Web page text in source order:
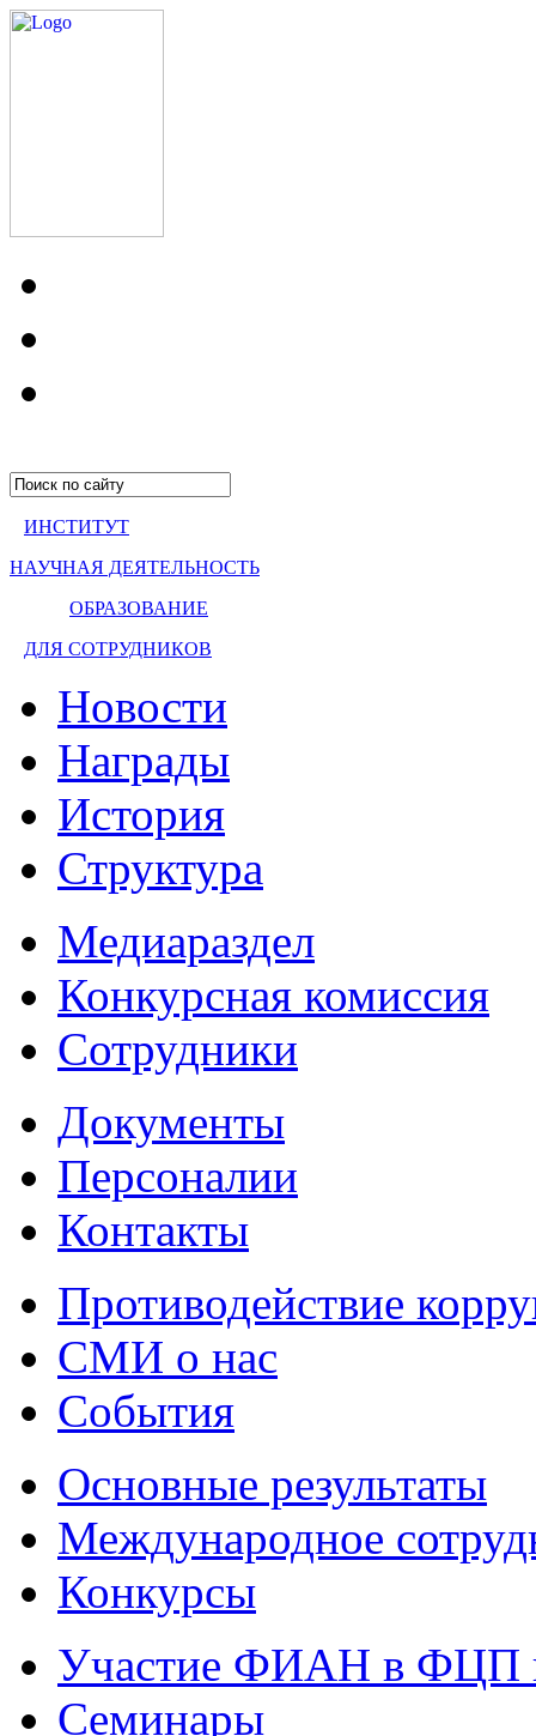
ИНСТИТУТ
НАУЧНАЯ ДЕЯТЕЛЬНОСТЬ
ОБРАЗОВАНИЕ
ДЛЯ СОТРУДНИКОВ
Новости
Награды
История
Структура
Медиараздел
Конкурсная комиссия
Сотрудники
Документы
Персоналии
Контакты
Противодействие
СМИ о нас
События
Основные результаты
Международное
Конкурсы
Участие ФИАН в ФЦП
Семинары